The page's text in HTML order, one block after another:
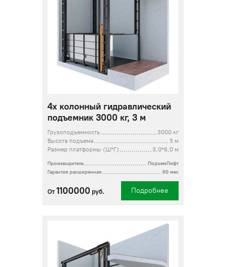
4х колонный гидравлический
подъемник 3000 кг, 3 м
Грузоподъемность
3000 кг
Высота подъема
3 м
Размер платформы (Ш*Г)
3,0*6,0 м
Производитель
ПодъемЛифт
Гарантия расширенная
60 мес
От 1100000 руб. Подробнее